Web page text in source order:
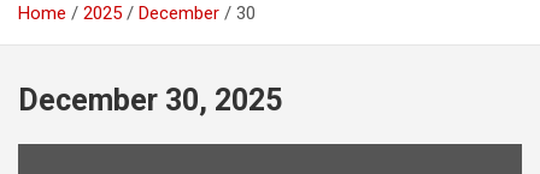
Home 2025 December 30
December 30, 2025